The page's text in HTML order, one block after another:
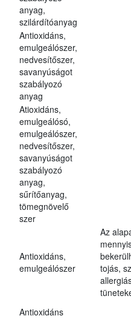
anyag,
szilárdítóanyag
Antioxidáns,
emulgeálószer,
nedvesítőszer,
savanyúságot
szabályozó
anyag
Atioxidáns,
emulgeálósó,
emulgeálószer,
nedvesítőszer,
savanyúságot
szabályozó
anyag,
sűrítőanyag,
tömegnövelő
szer
Antioxidáns,
emulgeálószer
Az
tojás,
Antioxidáns